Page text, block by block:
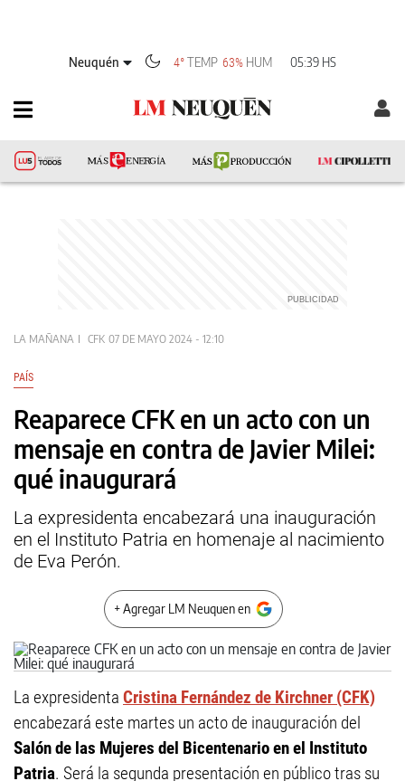
Neuquén 4° TEMP 63% HUM 05:39 HS
LA MAÑANA CFK 07 DE MAYO 2024 - 12:10
PAÍS
Reaparece CFK en un acto con un
mensaje en contra de Javier Milei:
qué inaugurará
La expresidenta encabezará una inauguración
en el Instituto Patria en homenaje al nacimiento
de Eva Perón.
+ Agregar LM Neuquen en
La expresidenta Cristina Fernández de Kirchner (CFK)
encabezará este martes un acto de inauguración del
Salón de las Mujeres del Bicentenario en el Instituto
Patria. Será la segunda presentación en público tras su